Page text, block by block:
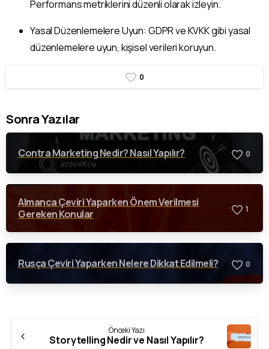
Performans metriklerini düzenli olarak izleyin.
Yasal Düzenlemelere Uyun: GDPR ve KVKK gibi yasal
düzenlemelere uyun, kişisel verileri koruyun.
0
Sonra Yazılar
Contra Marketing Nedir? Nasıl Yapılır? 0
Almanca Çeviri Yaparken Önem Verilmesi
Gereken Konular
1
Rusça Çeviri Yaparken Nelere Dikkat Edilmeli? 0
Önceki Yazı
Storytelling Nedir ve Nasıl Yapılır?